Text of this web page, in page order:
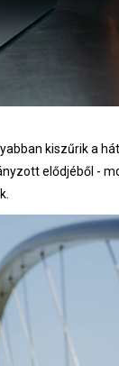
kiszűrik a
elődjéből -